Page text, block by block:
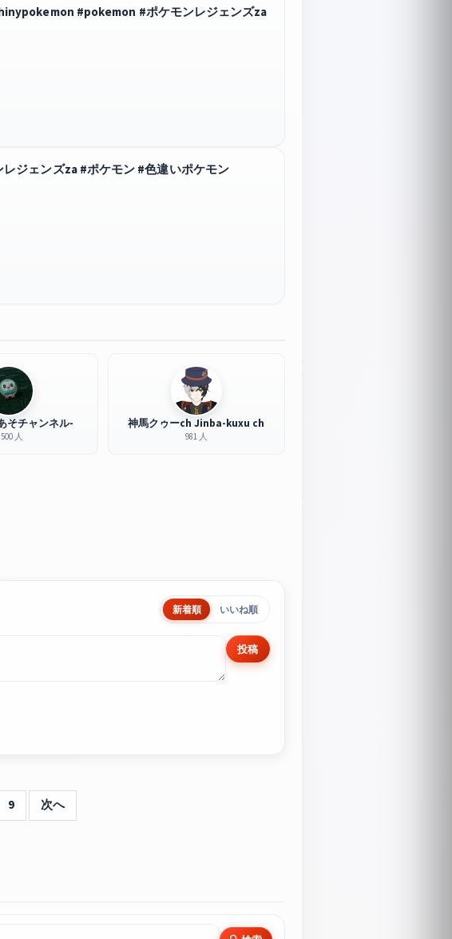
#pokemon #ポケモンレジェンズza
ジェンズza #ポケモン #色違いポケモン
そチャンネル-
人
神馬クゥーch Jinba-kuxu ch
981 人
新着順 いいね順
投稿
9 次へ